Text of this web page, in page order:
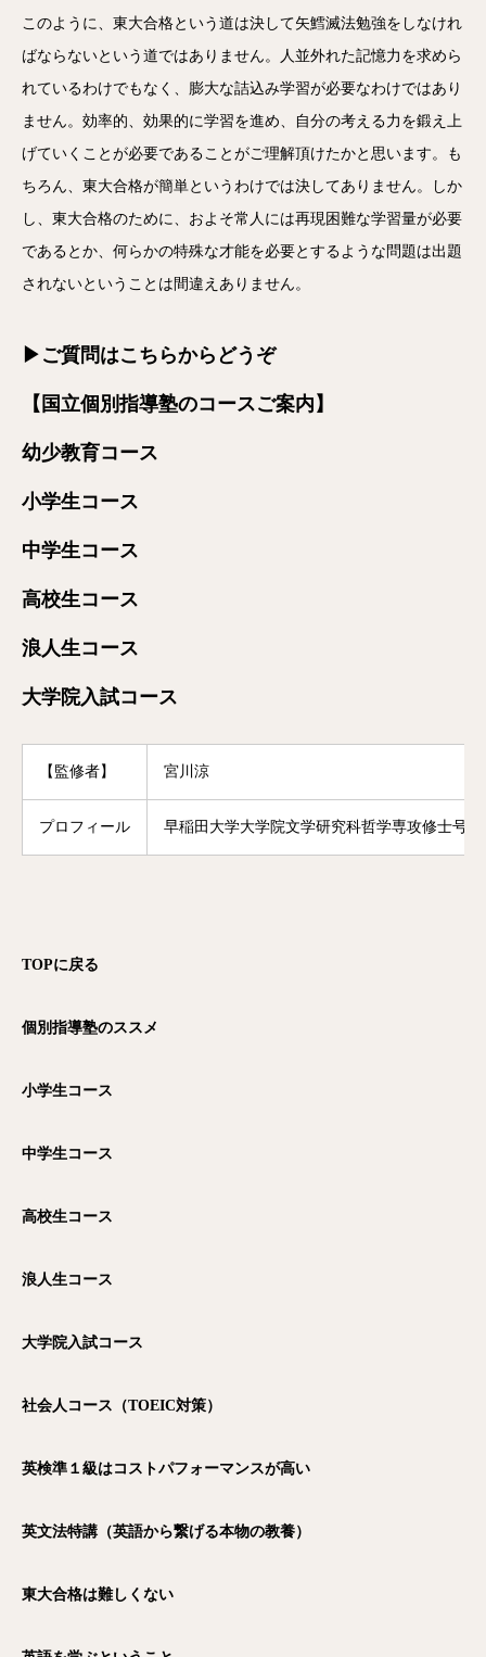
このように、東大合格という道は決して矢鱈滅法勉強をしなけれ
ばならないという道ではありません。人並外れた記憶力を求めら
れているわけでもなく、膨大な詰込み学習が必要なわけではあり
ません。効率的、効果的に学習を進め、自分の考える力を鍛え上
げていくことが必要であることがご理解頂けたかと思います。も
ちろん、東大合格が簡単というわけでは決してありません。しか
し、東大合格のために、およそ常人には再現困難な学習量が必要
であるとか、何らかの特殊な才能を必要とするような問題は出題
されないということは間違えありません。
▶ご質問はこちらからどうぞ
【国立個別指導塾のコースご案内】
幼少教育コース
小学生コース
中学生コース
高校生コース
浪人生コース
大学院入試コース
【監修者】 宮川涼
プロフィール 早稲田大学大学院文学研究科哲学専攻修士号
TOPに戻る
個別指導塾のススメ
小学生コース
中学生コース
高校生コース
浪人生コース
大学院入試コース
社会人コース（TOEIC対策）
英検準１級はコストパフォーマンスが高い
英文法特講（英語から繋げる本物の教養）
東大合格は難しくない